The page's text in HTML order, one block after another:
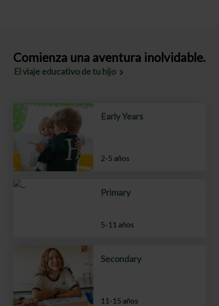
Comienza una aventura inolvidable.
El viaje educativo de tu hijo
Early Years
2-5 años
Primary
5-11 años
Secondary
11-15 años